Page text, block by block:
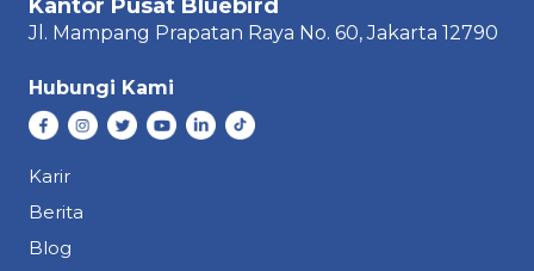
Kantor Pusat Bluebird
Jl. Mampang Prapatan Raya No. 60,Jakarta 12790
Hubungi Kami
Karir
Berita
Blog